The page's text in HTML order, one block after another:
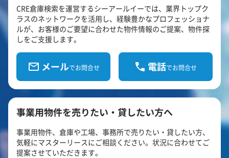
CRE倉庫検索を運営するシーアールイーでは、業界トップク
ラスのネットワークを活用し、経験豊かなプロフェッショナ
ルが、お客様のご要望に合わせた物件情報のご提案、物件探
しをご支援します。
メールでお問合せ 電話でお問合せ
事業用物件を売りたい・貸したい方へ
事業用物件、倉庫や工場、事務所で売りたい・貸したい方、
気軽にマスターリースにご相談ください。状況に合わせてご
提案させていただきます。